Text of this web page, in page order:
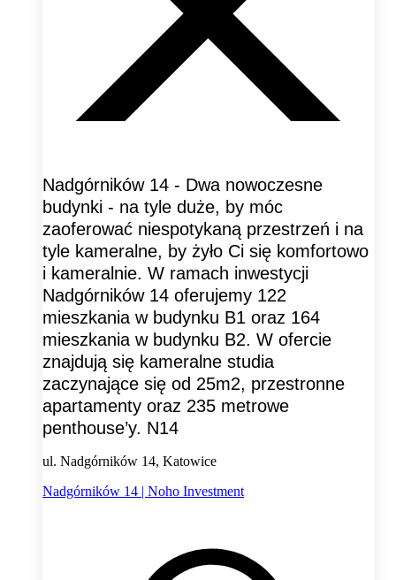
Nadgórników 14 - Dwa nowoczesne
budynki - na tyle duże, by móc
zaoferować niespotykaną przestrzeń i na
tyle kameralne, by żyło Ci się komfortowo
i kameralnie. W ramach inwestycji
Nadgórników 14 oferujemy 122
mieszkania w budynku B1 oraz 164
mieszkania w budynku B2. W ofercie
znajdują się kameralne studia
zaczynające się od 25m2, przestronne
apartamenty oraz 235 metrowe
penthouse’y. N14
ul. Nadgórników 14, Katowice
Nadgórników 14 | Noho Investment